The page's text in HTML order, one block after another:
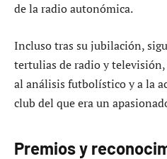
de la radio autonómica.
Incluso tras su jubilación,
tertulias de radio y
al análisis futbolístico y a la
club del que era un
Premios y